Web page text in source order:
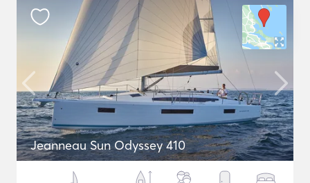
Jeanneau Sun Odyssey 410